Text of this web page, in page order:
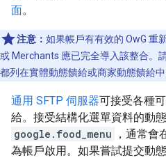
面。
注意： 如果帳戶有有效的 OwG 重
或 Merchants 應已完全導入該整合。
都列在實體動態饋給或商家動態饋給中
通用 SFTP 伺服器可接受各種
給。接受結構化選單資料的動
google.food_menu
，通常會
為帳戶啟用。如果嘗試提交動